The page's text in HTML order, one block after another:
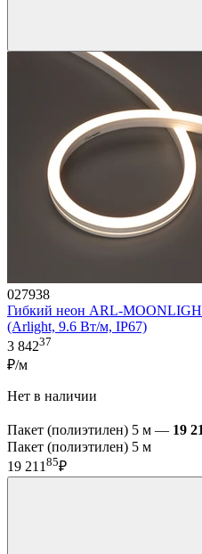
027938
Гибкий неон ARL-
(Arlight, 9.6 Вт/м, IP67)
3 84237
₽/м
Нет в наличии
Пакет (полиэтилен) 5 м — 19
Пакет (полиэтилен) 5 м
19 21185₽